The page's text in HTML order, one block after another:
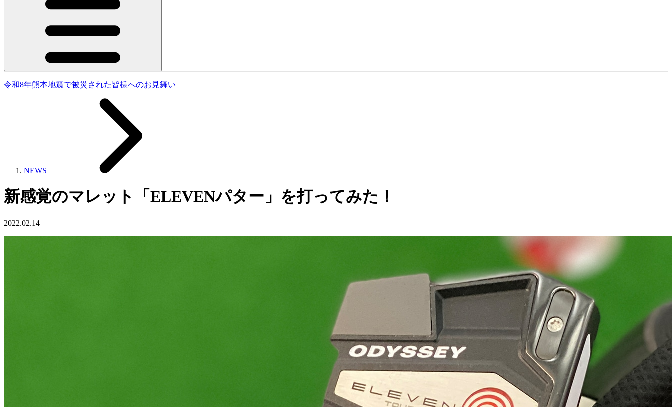
令和8年熊本地震で被災された皆様へのお見舞い
NEWS
新感覚のマレット「ELEVENパター」を打ってみた！
2022.02.14